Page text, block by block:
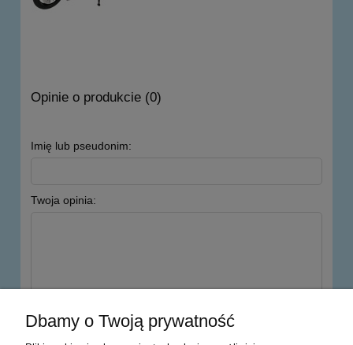
Opinie o produkcie (0)
Imię lub pseudonim:
Twoja opinia:
Dbamy o Twoją prywatność